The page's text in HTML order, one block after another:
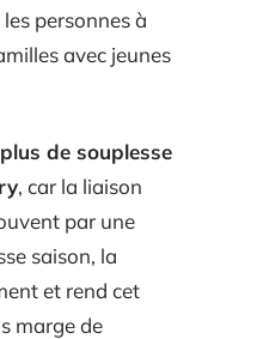
personnes à
avec jeunes
de souplesse
, car la liaison
par une
saison, la
et rend cet
marge de